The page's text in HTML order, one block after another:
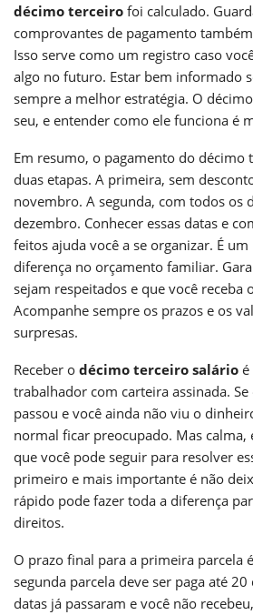
décimo terceiro foi calculado.
comprovantes de pagamento
Isso serve como um registro caso
algo no futuro. Estar bem informado
sempre a melhor estratégia. O
seu, e entender como ele funciona é
Em resumo, o pagamento do décimo
duas etapas. A primeira, sem
novembro. A segunda, com todos os
dezembro. Conhecer essas datas e
feitos ajuda você a se organizar. É
diferença no orçamento familiar.
sejam respeitados e que você receba
Acompanhe sempre os prazos e os
surpresas.
Receber o décimo terceiro salário
trabalhador com carteira assinada.
passou e você ainda não viu o
normal ficar preocupado. Mas calma,
que você pode seguir para resolver
primeiro e mais importante é não
rápido pode fazer toda a diferença
direitos.
O prazo final para a primeira parcela
segunda parcela deve ser paga até 20
datas já passaram e você não